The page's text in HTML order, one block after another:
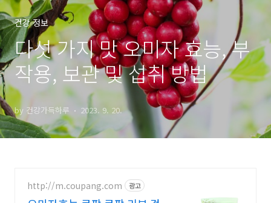
건강 정보
다섯 가지 맛 오미자 효능, 부
작용, 보관 및 섭취 방법
by 건강가득하루 2023. 9. 20.
http://m.coupang.com 광고